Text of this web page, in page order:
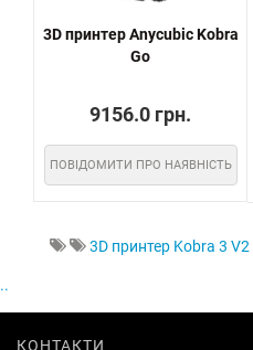
3D принтер Anycubic Kobra
Go
9156.0 грн.
ПОВІДОМИТИ ПРО НАЯВНІСТЬ
3D принтер Kobra 3
..
КОНТАКТИ